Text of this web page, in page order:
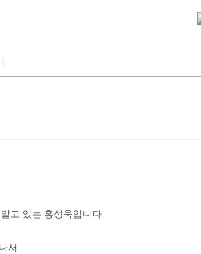
고 있는 홍성욱입니다.
서